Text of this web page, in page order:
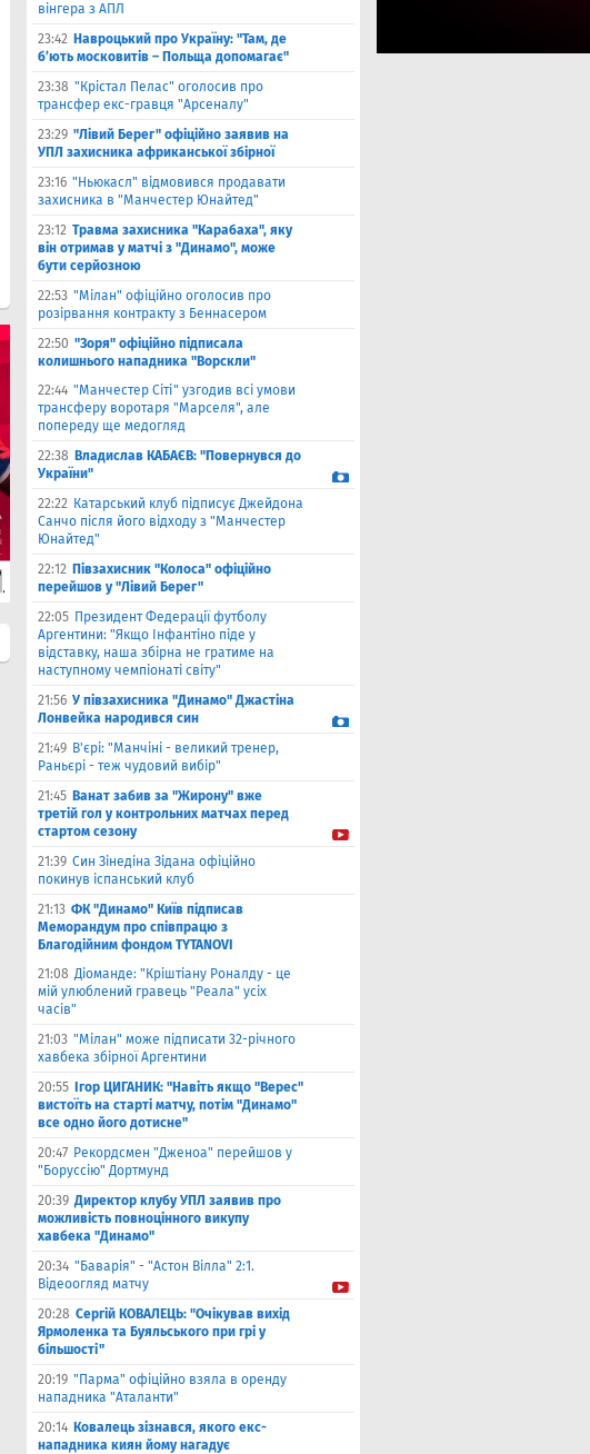
вінгера з АПЛ
23:42 Навроцький про Україну: "Там, де
б’ють московитів – Польща допомагає"
23:38 "Крістал Пелас" оголосив про
трансфер екс-гравця "Арсеналу"
23:29 "Лівий Берег" офіційно заявив на
УПЛ захисника африканської збірної
23:16 "Ньюкасл" відмовився продавати
захисника в "Манчестер Юнайтед"
23:12 Травма захисника "Карабаха", яку
він отримав у матчі з "Динамо", може
бути серйозною
22:53 "Мілан" офіційно оголосив про
розірвання контракту з Беннасером
22:50 "Зоря" офіційно підписала
колишнього нападника "Ворскли"
22:44 "Манчестер Сіті" узгодив всі умови
трансферу воротаря "Марселя", але
попереду ще медогляд
22:38 Владислав КАБАЄВ: "Повернувся до
України"
22:22 Катарський клуб підписує Джейдона
Санчо після його відходу з "Манчестер
Юнайтед"
22:12 Півзахисник "Колоса" офіційно
перейшов у "Лівий Берег"
22:05 Президент Федерації футболу
Аргентини: "Якщо Інфантіно піде у
відставку, наша збірна не гратиме на
наступному чемпіонаті світу"
21:56 У півзахисника "Динамо" Джастіна
Лонвейка народився син
21:49 В'єрі: "Манчіні - великий тренер,
Раньєрі - теж чудовий вибір"
21:45 Ванат забив за "Жирону" вже
третій гол у контрольних матчах перед
стартом сезону
21:39 Син Зінедіна Зідана офіційно
покинув іспанський клуб
21:13 ФК "Динамо" Київ підписав
Меморандум про співпрацю з
Благодійним фондом TYTANOVI
21:08 Діоманде: "Кріштіану Роналду - це
мій улюблений гравець "Реала" усіх
часів"
21:03 "Мілан" може підписати 32-річного
хавбека збірної Аргентини
20:55
Ігор ЦИГАНИК: "Навіть якщо "Верес"
вистоїть на старті матчу, потім "Динамо"
все одно його дотисне"
20:47 Рекордсмен "Дженоа" перейшов у
"Боруссію" Дортмунд
20:39 Директор клубу УПЛ заявив про
можливість повноцінного викупу
хавбека "Динамо"
20:34 "Баварія" - "Астон Вілла" 2:1.
Відеоогляд матчу
20:28 Сергій КОВАЛЕЦЬ: "Очікував вихід
Ярмоленка та Буяльського при грі у
більшості"
20:19 "Парма" офіційно взяла в оренду
нападника "Аталанти"
20:14 Ковалець зізнався, якого екс-
нападника киян йому нагадує